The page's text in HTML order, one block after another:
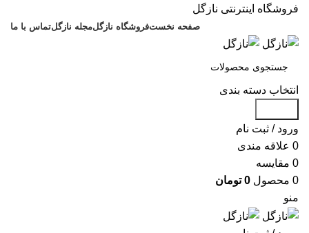
فروشگاه اینترنتی نازگل
صفحه نخستفروشگاه نازگلمجله نازگلتماس با ما
انتخاب دسته بندی
ورود / ثبت نام
0 علاقه مندی
0 مقایسه
0 محصول 0 تومان
منو